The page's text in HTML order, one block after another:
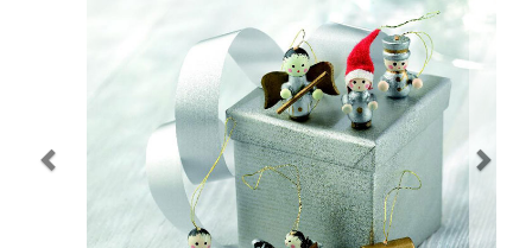
Navidad 🎄 Invierno